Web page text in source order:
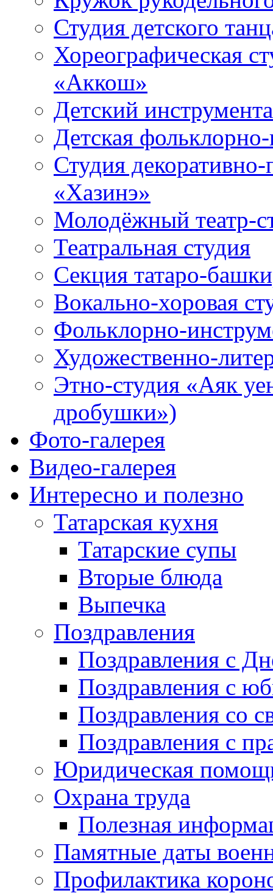
Студия детского
Хореографическая
«Аккош»
Детский
Детская
Студия декоративно-
«Хазинэ»
Молодёжный театр-
Театральная студия
Секция татаро-
Вокально-хоровая
Фольклорно-
Художественно-
Этно-студия «Аяк
дробушки»)
Фото-галерея
Видео-галерея
Интересно и полезно
Татарская кухня
Татарские супы
Вторые блюда
Выпечка
Поздравления
Поздравления с
Поздравления с
Поздравления со
Поздравления с
Юридическая
Охрана труда
Полезная
Памятные даты
Профилактика